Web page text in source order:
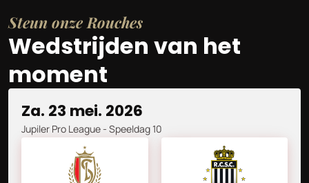
Steun onze Rouches
Wedstrijden van het
moment
za. 23 mei. 2026
Jupiler Pro League- Speeldag 10